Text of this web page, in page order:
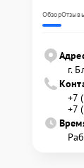
Обзор
г.
+7
+7